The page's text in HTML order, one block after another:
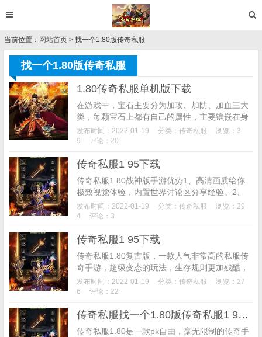
当前位置： 网站首页 > 找一个1.80版传奇私服
找一个1.80版传奇私服
1.80传奇私服单机版下载
在游戏中，宝石主要分为加攻、加防、加血三大
类，每颗宝石上都有自己的属性，主要镶嵌在身
上，便可把提升与宝石同等的属性值。宝石有等
级之分，等级越高所带的属性越高。那么如何获
发布时间：2022-01-19 分类： 传奇私服
浏览：3
9
评论：20
传奇私服1 95下载
传奇私服1.80战神版手游优势1、高清画质给你
极致视觉体验，内置世界讨论区分享经验。2、
驰骋山河，数百公会同房间竞技，决出谁才是天
下第一!3、高爆率的刷图模式，各种神装随处可
发布时间：2022-01-19 分类： 传奇私服
浏览：29
4
评论：3
传奇私服1 95下载
传奇私服1.80复古版，一款人气非常高的私服传
奇手游，超级变态的玩法，生存规则更加残酷，
只有主城才是最安全的地方，只有强者才能在这
片大陆上横着走，提升实力才能自保，福利超多
发布时间：2022-01-19 分类： 传奇私服
浏览：27
6
评论：22
传奇私服找一个1.80版传奇私服1 95下载
传奇私服1.80是一款pk自由，毫无限制的传奇手